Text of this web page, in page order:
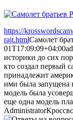
https://
rajt.htmlСамолет
01T17:09:09+04:00
историки до сих
кто создал первый
принадлежит
ими была запущена
модель была
еще одна модель
Administrator